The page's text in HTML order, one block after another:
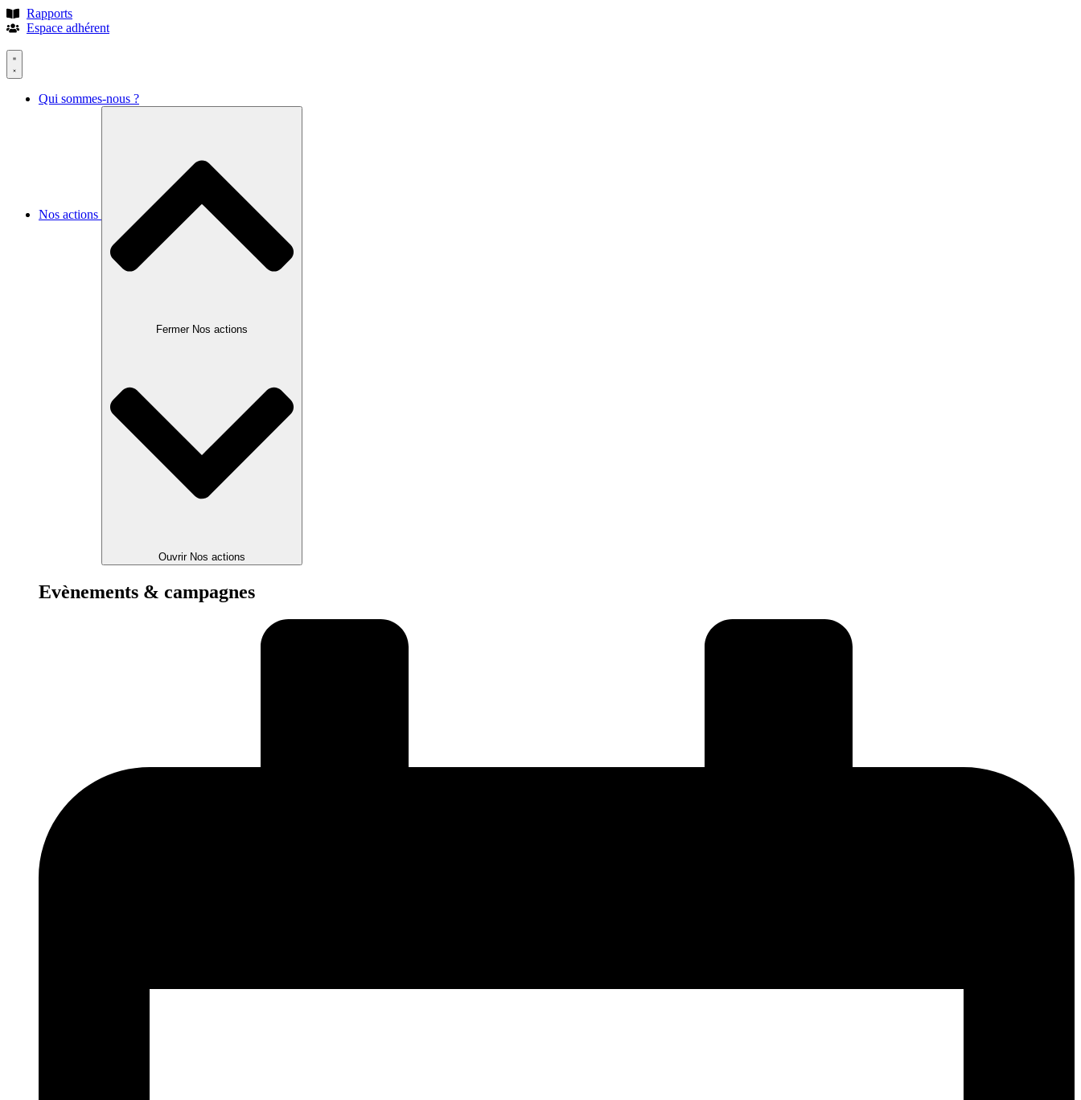
Rapports
Espace adhérent
Qui sommes-nous ?
Nos actions
Fermer Nos actions
Ouvrir Nos actions
Evènements & campagnes